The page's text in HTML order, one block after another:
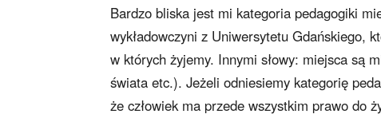
Bardzo bliska jest mi kategoria pedagogiki
wykładowczyni z Uniwersytetu Gdańskiego,
w których żyjemy. Innymi słowy: miejsca są
świata etc.). Jeżeli odniesiemy kategorię
że człowiek ma przede wszystkim prawo do